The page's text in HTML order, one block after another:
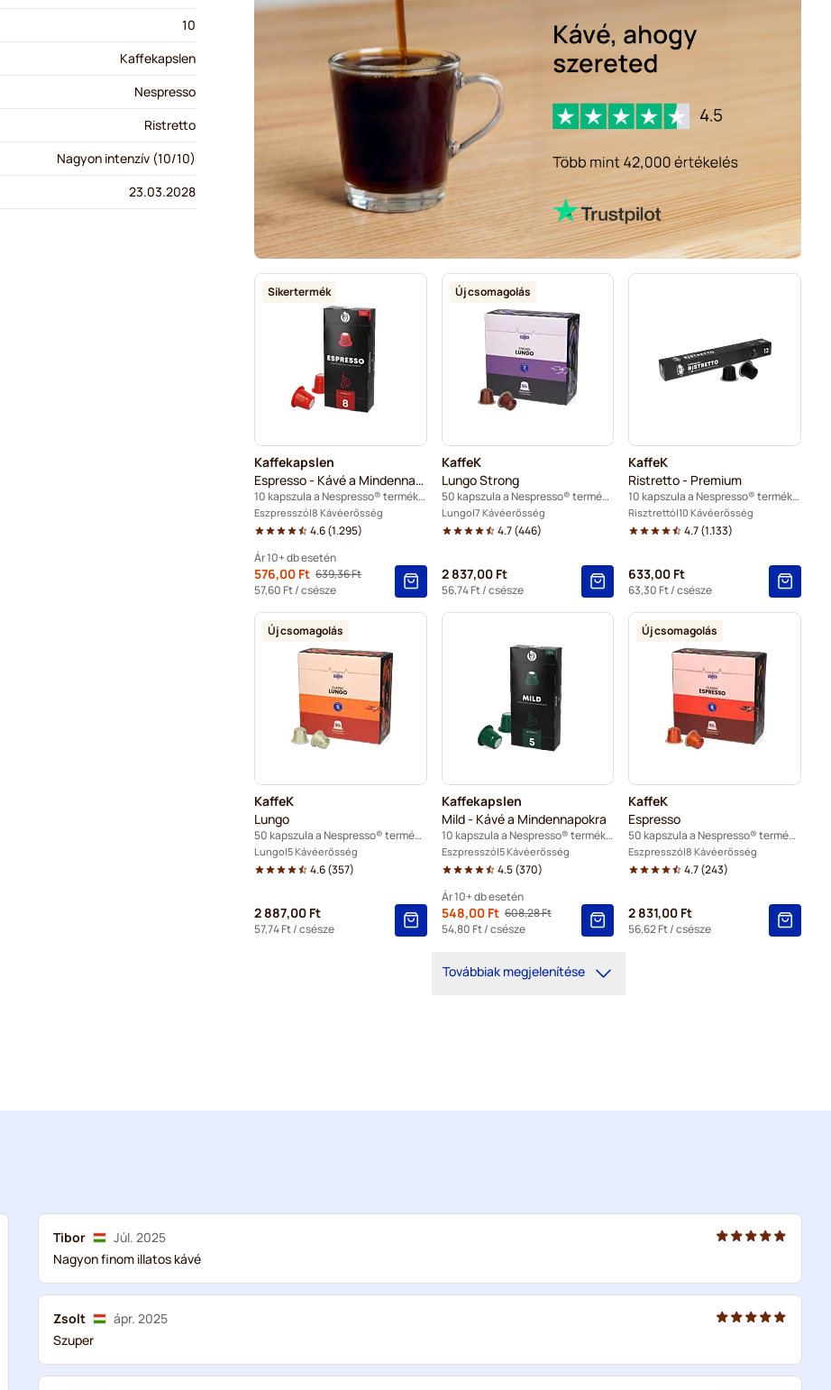
608,28 Ft
Sikertermék
Kaffekapslen
Espresso - Kávé a Mindennapokra
10 kapszula a Nespresso® termékhez
Eszpresszó 8 Kávéerősség
4.6(1.295)
Ár 10+ db esetén
Regular Price
639,36 Ft
Ettől
576,00 Ft
57,60 Ft/ csésze
1 =639,36 Ft
5+ =604,80 Ft
10+ =576,00 Ft
Új csomagolás
KaffeK
Lungo Strong
50 kapszula a Nespresso® termékhez
Lungo 7 Kávéerősség
4.7(446)
2 837,00 Ft
56,74 Ft/ csésze
KaffeK
Ristretto - Premium
10 kapszula a Nespresso® termékhez
Risztrettó 10 Kávéerősség
4.7(1.133)
633,00 Ft
63,30 Ft/ csésze
Új csomagolás
KaffeK
Lungo
50 kapszula a Nespresso® termékhez
Lungo 5 Kávéerősség
4.6(357)
2 887,00 Ft
57,74 Ft/ csésze
Kaffekapslen
Mild - Kávé a Mindennapokra
10 kapszula a Nespresso® termékhez
Eszpresszó 5 Kávéerősség
4.5(370)
Ár 10+ db esetén
Regular Price
608,28 Ft
Ettől
548,00 Ft
54,80 Ft/ csésze
10+ =548,00 Ft
Új csomagolás
KaffeK
Espresso
50 kapszula a Nespresso® termékhez
Eszpresszó 8 Kávéerősség
4.7(243)
2 831,00 Ft
56,62 Ft/ csésze
Továbbiak megjelenítése
10
Kaffekapslen
Nespresso
Ristretto
Nagyon intenzív (10/10)
23.03.2028
Tibor
Júl. 2025
Nagyon finom illatos kávé
Zsolt
ápr. 2025
Szuper